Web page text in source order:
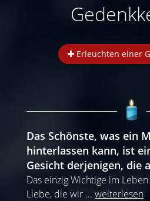
Erleuchten einer
Das Schönste, was ein
hinterlassen kann, ist
Gesicht derjenigen, die
Das einzig Wichtige im
Liebe, die wir ... weiterlesen